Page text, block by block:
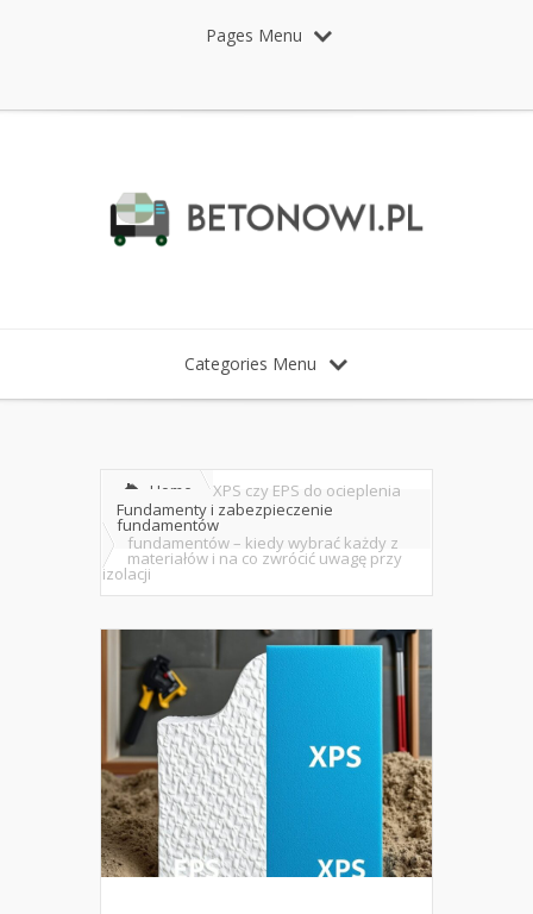
Pages Menu
Categories Menu
Home
Fundamenty i zabezpieczenie
fundamentów
XPS czy EPS do ocieplenia
fundamentów – kiedy wybrać każdy z
materiałów i na co zwrócić uwagę przy
izolacji